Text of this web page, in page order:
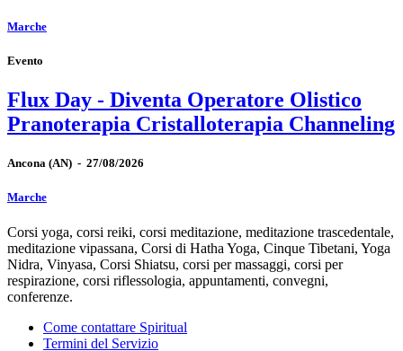
Marche
Evento
Flux Day - Diventa Operatore Olistico
Pranoterapia Cristalloterapia Channeling
Ancona (AN) - 27/08/2026
Marche
Corsi yoga, corsi reiki, corsi meditazione, meditazione trascedentale,
meditazione vipassana, Corsi di Hatha Yoga, Cinque Tibetani, Yoga
Nidra, Vinyasa, Corsi Shiatsu, corsi per massaggi, corsi per
respirazione, corsi riflessologia, appuntamenti, convegni,
conferenze.
Come contattare Spiritual
Termini del Servizio